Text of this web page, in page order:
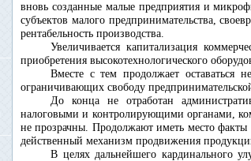
вновь созданные малые предприятия и
субъектов малого предпринимательства,
рентабельность производства.
Увеличивается капитализация
приобретения высокотехнологического
Вместе с тем продолжает оставаться
ограничивающих свободу
До конца не отработан
налоговыми и контролирующими органами,
не прозрачны. Продолжают иметь место факты
действенный механизм продвижения
В целях дальнейшего кардинального